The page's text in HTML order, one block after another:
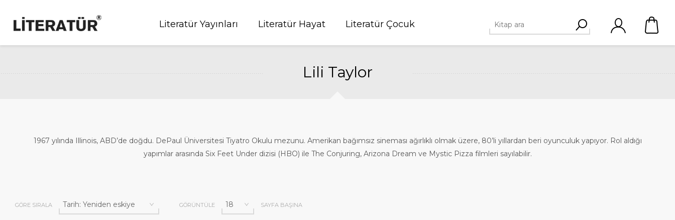
Literatür Yayınları Literatür Hayat Literatür Çocuk
Lili Taylor
1967 yılında Illinois, ABD’de doğdu. DePaul Üniversitesi Tiyatro Okulu mezunu. Amerikan bağımsız sineması ağırlıklı olmak üzere, 80’li yıllardan beri oyunculuk yapıyor. Rol aldığı
yapımlar arasında Six Feet Under dizisi (HBO) ile The Conjuring, Arizona Dream ve Mystic Pizza filmleri sayılabilir.
GÖRE SIRALA GÖRÜNTÜLE SAYFA BAŞINA